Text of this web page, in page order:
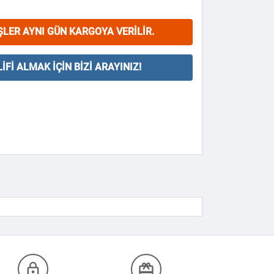
AYNI GÜN KARGOYA VERILIR.
ALMAK İÇIN BIZI ARAYINIZ!
lock_outline redeem